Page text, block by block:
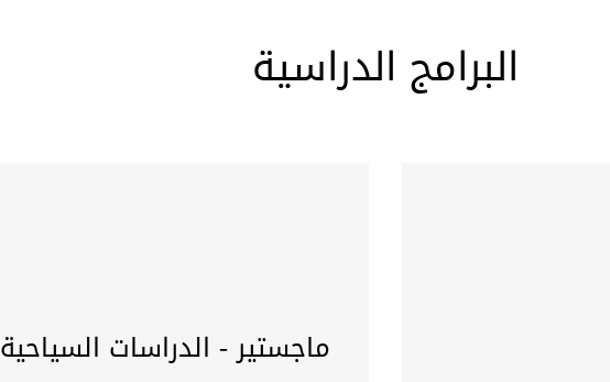
البرامج الدراسية
ماجستير - الدراسات السياحية